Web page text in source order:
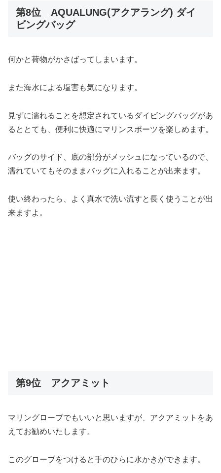
第8位 AQUALUNG(アクアラング) ダイ
ビングバッグ
何かと荷物がかさばってしまいます。
また海水による塩害も気になります。
見ずに濡れることを想定されているダイビングバッグがあ
るととても、便利に快適にマリンスポーツを楽しめます。
バッグのサイド、底の部分がメッシュになっているので、
濡れていてもそのままバッグに入れることが出来ます。
使い終わったら、よく真水で洗い流すと長く使うことが出
来ますよ。
第9位 アクアミット
マリングローブでもいいと思いますが、アクアミットをあ
えてお勧めいたします。
このグローブをつけると手のひらに水かきができます。